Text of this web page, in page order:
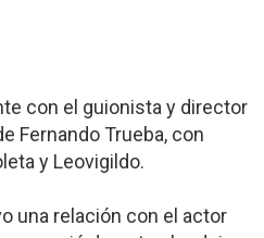
con el guionista y director
Fernando Trueba, con
y Leovigildo.
una relación con el actor